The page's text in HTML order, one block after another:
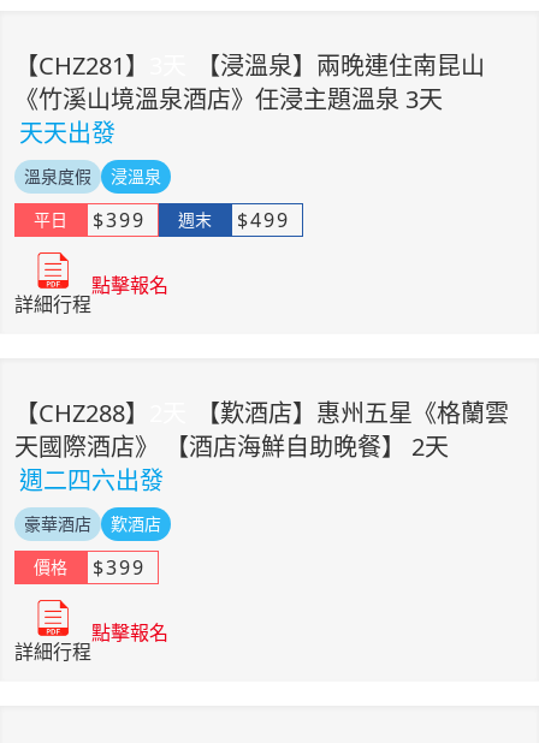
【CHZ281】
【浸溫泉】兩晚連住南昆山
《竹溪山境溫泉酒店》任浸主題溫泉 3天
天天出發
溫泉度假
浸溫泉
平日
$399 週末 $499
詳細行程
點擊報名
【CHZ288】
【歎酒店】惠州五星《格蘭雲
天國際酒店》 【酒店海鮮自助晚餐】 2天
週二四六出發
豪華酒店
歎酒店
價格
$399
詳細行程
點擊報名